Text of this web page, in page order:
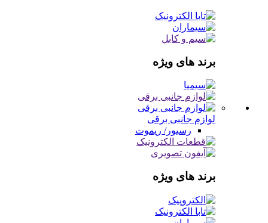
برند های ویژه
لوازم جانبی برقی
رسیور/ ریموت
برند های ویژه